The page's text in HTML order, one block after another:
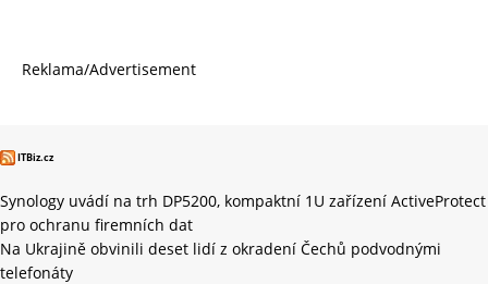
Reklama/Advertisement
ITBiz.cz
Synology uvádí na trh DP5200, kompaktní 1U zařízení ActiveProtect
pro ochranu firemních dat
Na Ukrajině obvinili deset lidí z okradení Čechů podvodnými
telefonáty